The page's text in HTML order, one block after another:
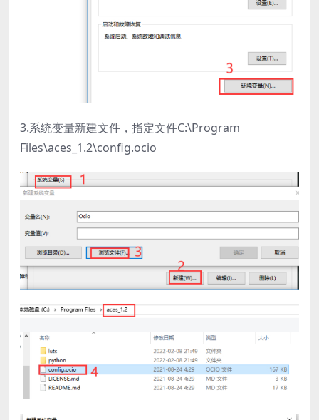
3.系统变量新建文件，指定文件C:\Program
Files\aces_1.2\config.ocio